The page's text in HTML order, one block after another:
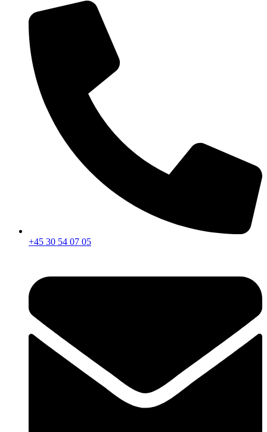
+45 30 54 07 05